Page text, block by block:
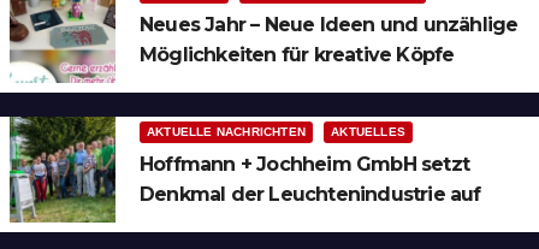
Neues Jahr – Neue Ideen und unzählige
Möglichkeiten für kreative Köpfe
AKTUELLE NACHRICHTEN AKTUELLES
Hoffmann + Jochheim GmbH setzt
Denkmal der Leuchtenindustrie auf